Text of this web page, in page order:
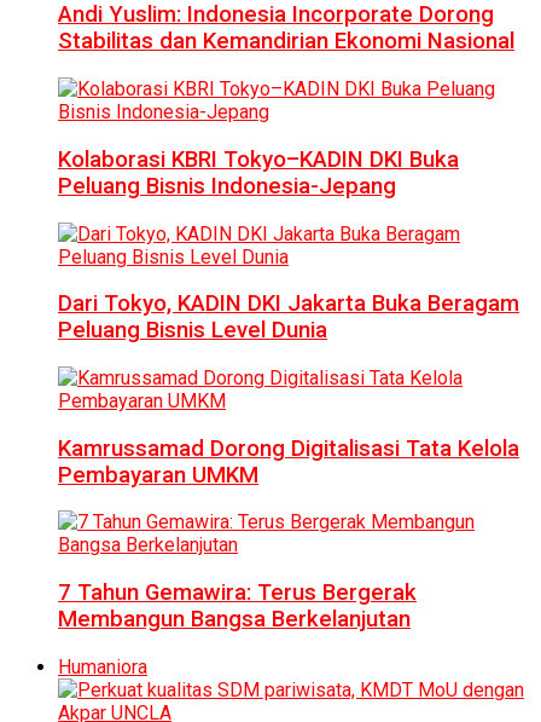
Andi Yuslim: Indonesia Incorporate Dorong
Stabilitas dan Kemandirian Ekonomi Nasional
Kolaborasi KBRI Tokyo–KADIN DKI Buka
Peluang Bisnis Indonesia-Jepang
Dari Tokyo, KADIN DKI Jakarta Buka Beragam
Peluang Bisnis Level Dunia
Kamrussamad Dorong Digitalisasi Tata Kelola
Pembayaran UMKM
7 Tahun Gemawira: Terus Bergerak
Membangun Bangsa Berkelanjutan
Humaniora